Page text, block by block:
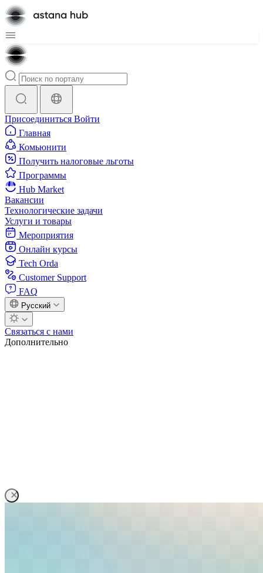
Присоединиться Войти
Главная
Комьюнити
Получить налоговые льготы
Программы
Hub Market
Вакансии
Технологические задачи
Услуги и товары
Мероприятия
Онлайн курсы
Tech Orda
Customer Support
FAQ
Русский
Связаться с нами
Дополнительно